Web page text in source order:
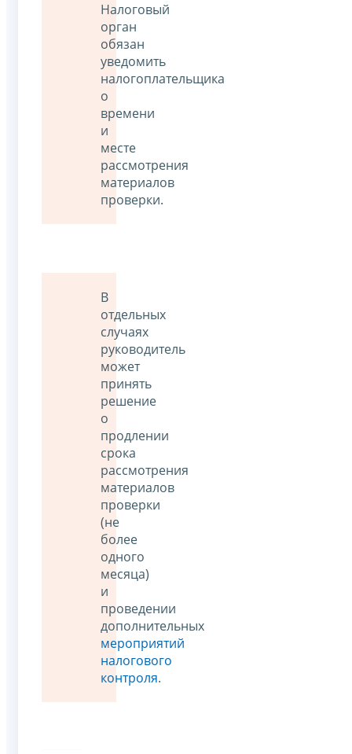
Налоговый
орган
обязан
уведомить
налогоплательщика
о
времени
и
месте
рассмотрения
материалов
проверки.
В
отдельных
случаях
руководитель
может
принять
решение
о
продлении
срока
рассмотрения
материалов
проверки
(не
более
одного
месяца)
и
проведении
дополнительных
мероприятий
налогового
контроля.